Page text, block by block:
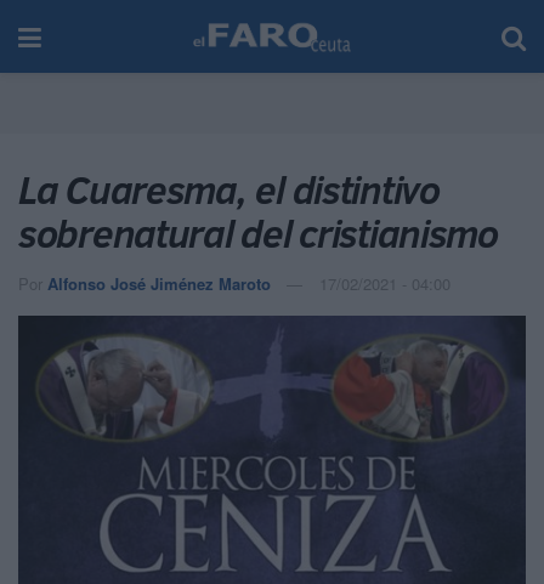
La Cuaresma, el distintivo
sobrenatural del cristianismo
Por Alfonso José Jiménez Maroto 17/02/2021 - 04:00